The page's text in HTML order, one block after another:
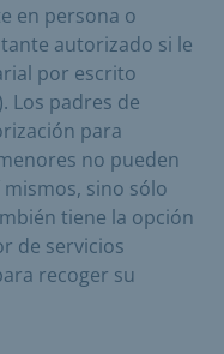
en persona o
autorizado si le
por escrito
Los padres de
para
no pueden
sino sólo
tiene la opción
de servicios
recoger su